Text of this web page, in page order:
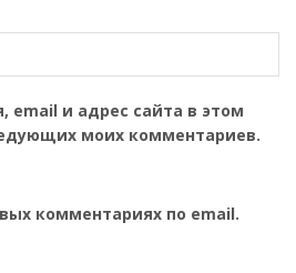
email и адрес сайта в этом
моих комментариев.
комментариях по email.